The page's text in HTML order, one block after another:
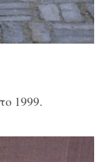
1999.